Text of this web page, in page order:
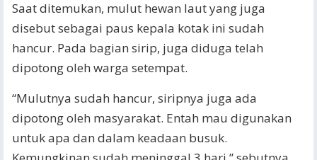
Saat ditemukan, mulut hewan laut yang juga
disebut sebagai paus kepala kotak ini sudah
hancur. Pada bagian sirip, juga diduga telah
dipotong oleh warga setempat.
“Mulutnya sudah hancur, siripnya juga ada
dipotong oleh masyarakat. Entah mau digunakan
untuk apa dan dalam keadaan busuk.